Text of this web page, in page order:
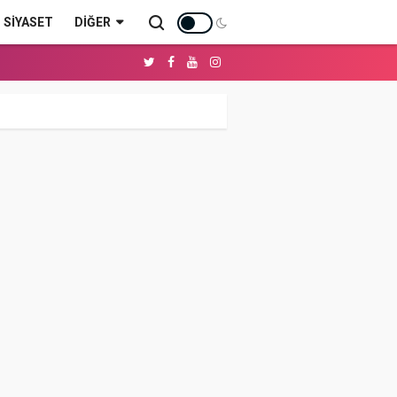
SİYASET DIĞER